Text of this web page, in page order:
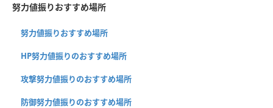
努力値振りおすすめ場所
努力値振りおすすめ場所
HP努力値振りのおすすめ場所
攻撃努力値振りのおすすめ場所
防御努力値振りのおすすめ場所